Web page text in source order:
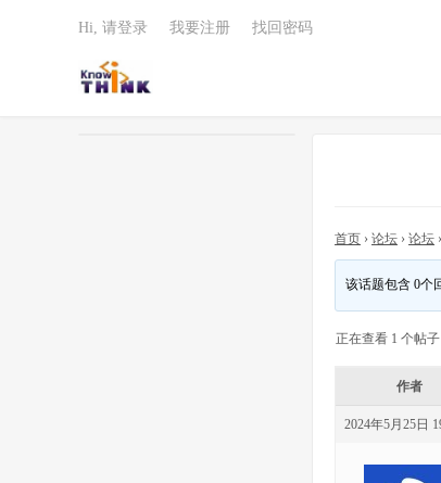
Hi, 请登录 我要注册 找回密码
首页 › 论坛 › 论坛 ›
该话题包含 0个
正在查看 1 个帖
作者
2024年5月25日